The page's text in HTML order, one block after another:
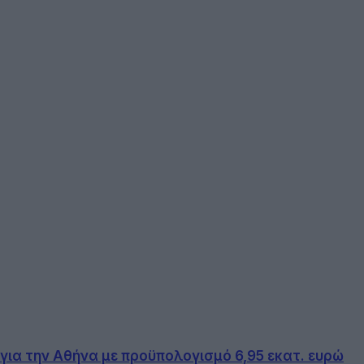
την Αθήνα με προϋπολογισμό 6,95 εκατ. ευρώ